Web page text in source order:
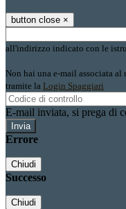
button close ×
all'indirizzo indicato con le
Non hai una e-mail associata al
tramite la Login Spaggiari
E-mail inviata, si prega di
Errore
Chiudi
Successo
Chiudi